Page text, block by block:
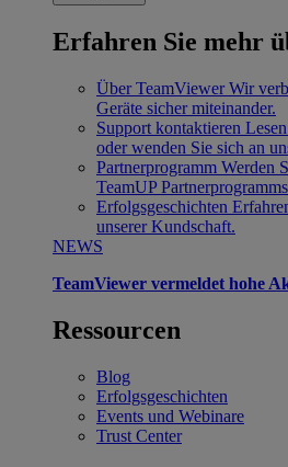
Erfahren Sie mehr
Über TeamViewer Wir
Geräte sicher miteinander.
Support kontaktieren
oder wenden Sie sich an
Partnerprogramm Werden
TeamUP
Erfolgsgeschichten
unserer Kundschaft.
NEWS
TeamViewer vermeldet hohe
Ressourcen
Blog
Erfolgsgeschichten
Events und Webinare
Trust Center